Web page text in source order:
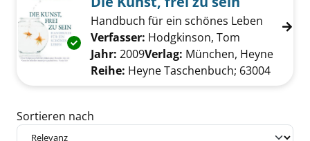
Exemplar-Details von Die Kunst, frei zu sein
Handbuch für ein schönes Leben
Verfasser: Hodgkinson, Tom
Jahr: 2009Verlag: München, Heyne
Reihe: Heyne Taschenbuch; 63004
Zu den Suchfiltern springen
Sortieren nach